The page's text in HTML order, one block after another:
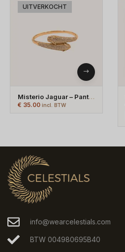
UITVERKOCHT
Misterio Jaguar – Panter
Armband -
€ 35.00 incl. BTW
info@wearcelestials.com
BTW 004980695B40